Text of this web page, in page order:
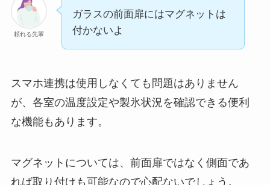
頼れる先輩
ガラスの前面扉にはマグネットは
付かないよ
スマホ連携は使用しなくても問題はありません
が、各室の温度設定や製氷状況を確認できる便利
な機能もあります。
マグネットについては、前面扉ではなく側面であ
れば取り付けも可能なので心配ないでしょう。